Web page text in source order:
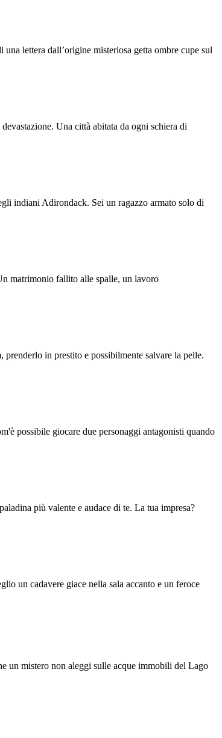
lettera dall’origine misteriosa getta ombre cupe sul
Una città abitata da ogni schiera di
indiani Adirondack. Sei un ragazzo armato solo di
matrimonio fallito alle spalle, un lavoro
in prestito e possibilmente salvare la pelle.
possibile giocare due personaggi antagonisti quando
più valente e audace di te. La tua impresa?
un cadavere giace nella sala accanto e un feroce
un mistero non aleggi sulle acque immobili del Lago